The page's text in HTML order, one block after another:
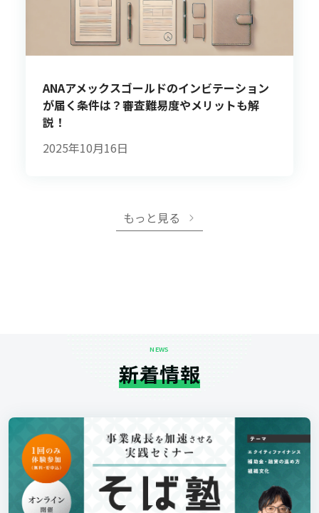
ANAアメックスゴールドのインビテーション
が届く条件は？審査難易度やメリットも解
説！
2025年10月16日
もっと見る
NEWS
新着情報